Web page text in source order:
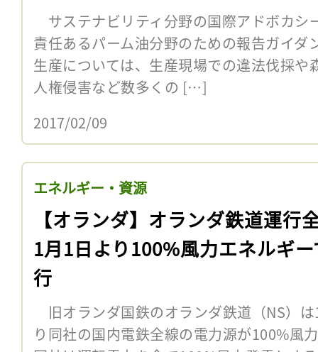
サステナビリティ分野の国際アドボカシ
責任あるパーム油分野のための報告ガイダ
生産については、生産現場での違法伐採や
人権侵害など数多くの […]
2017/02/09
エネルギー・資源
【オランダ】オランダ鉄道運行
1月1日より100%風力エネルギ
行
旧オランダ国鉄のオランダ鉄道（NS）
り同社の国内電鉄全線の電力源が100%風